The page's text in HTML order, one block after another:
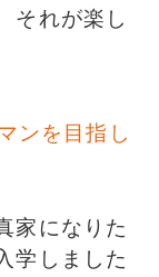
それが楽し
ンを目指し
家になりた
学しました